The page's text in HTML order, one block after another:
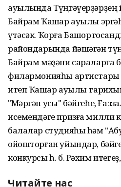
ауылында
Байрам Ҡашҡар ауылы
үтәсәк. Ҡорға
райондарында йәшәгән
Байрам мәҙәни сараларға
филармонияһы артистары
итеп Ҡашҡар ауылы
"Мәргән уҡсы" бәйгеһе,
исемендәге призға милли
балалар студияһы һәм
ойошторған уйындар,
конкурсы һ. б. Рәхим
Читайте нас